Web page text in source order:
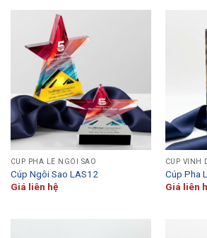
CÚP PHA LÊ NGÔI SAO
Cúp Ngôi Sao LAS12
Giá liên hệ
CÚP VINH
Cúp Pha
Giá liên